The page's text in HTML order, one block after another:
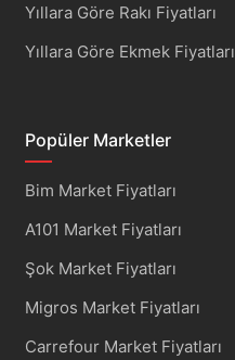
Yıllara Göre Rakı Fiyatları
Yıllara Göre Ekmek Fiyatları
Popüler Marketler
Bim Market Fiyatları
A101 Market Fiyatları
Şok Market Fiyatları
Migros Market Fiyatları
Carrefour Market Fiyatları